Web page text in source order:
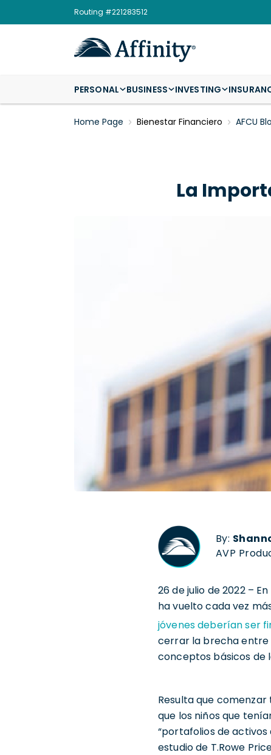
Routing #221283512
PERSONAL BUSINESS INVESTING
Home Page Bienestar Financiero AFCU
La
By:
AVP
26 de julio de 2022 –
ha vuelto cada vez
jóvenes deberían ser
cerrar la brecha entre
conceptos básicos de
Resulta que
que los niños que
“portafolios de activos
estudio de T.Rowe